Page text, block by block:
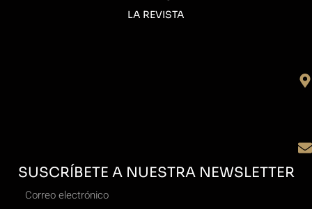
LA REVISTA
SUSCRÍBETE A NUESTRA NEWSLETTER